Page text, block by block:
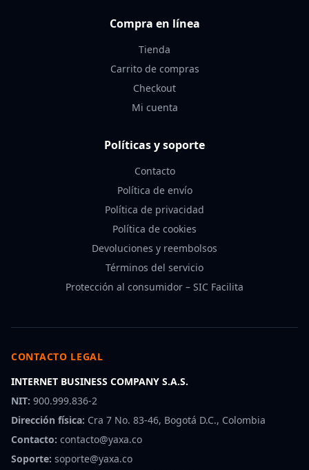
Compra en línea
Tienda
Carrito de compras
Checkout
Mi cuenta
Políticas y soporte
Contacto
Política de envío
Política de privacidad
Política de cookies
Devoluciones y reembolsos
Términos del servicio
Protección al consumidor – SIC Facilita
CONTACTO LEGAL
INTERNET BUSINESS COMPANY S.A.S.
NIT: 900.999.836-2
Dirección física: Cra 7 No. 83-46, Bogotá D.C., Colombia
Contacto: contacto@yaxa.co
Soporte: soporte@yaxa.co